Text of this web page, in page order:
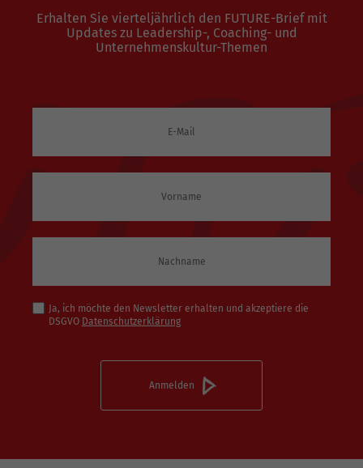
Erhalten Sie vierteljährlich den FUTURE-Brief mit
Updates zu Leadership-, Coaching- und
Unternehmenskultur-Themen
Ja, ich möchte den Newsletter erhalten und akzeptiere die
DSGVO Datenschutzerklärung